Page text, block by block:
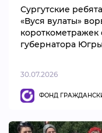
Сургутские
«Вуся вулаты»
губернатора Югры
30.07.2026
ФОНД